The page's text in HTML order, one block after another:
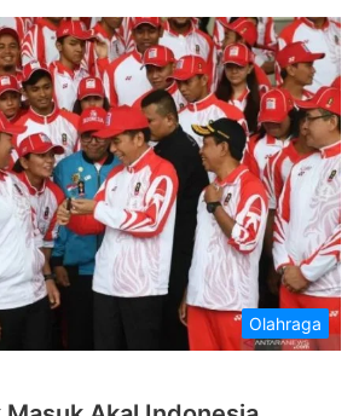
Olahraga